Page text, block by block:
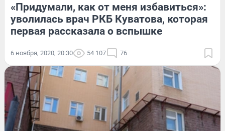
«Придумали, как от меня избавиться»:
уволилась врач РКБ Куватова, которая
первая рассказала о вспышке
6 ноября, 2020, 20:30 54 107 76